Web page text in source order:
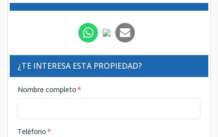
¿TE INTERESA ESTA PROPIEDAD?
Nombre completo*
Teléfono*